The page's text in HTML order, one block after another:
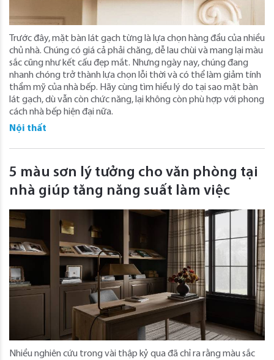
Trước đây, mặt bàn lát gạch từng là lựa chọn hàng đầu của nhiều
chủ nhà. Chúng có giá cả phải chăng, dễ lau chùi và mang lại màu
sắc cũng như kết cấu đẹp mắt. Nhưng ngày nay, chúng đang
nhanh chóng trở thành lựa chọn lỗi thời và có thể làm giảm tính
thẩm mỹ của nhà bếp. Hãy cùng tìm hiểu lý do tại sao mặt bàn
lát gạch, dù vẫn còn chức năng, lại không còn phù hợp với phong
cách nhà bếp hiện đại nữa.
Nội thất
5 màu sơn lý tưởng cho văn phòng tại
nhà giúp tăng năng suất làm việc
Nhiều nghiên cứu trong vài thập kỷ qua đã chỉ ra rằng màu sắc